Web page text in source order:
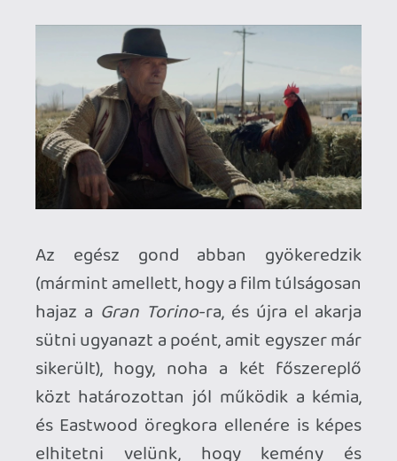
Eastwood, jóval többet várunk, még ha
mostanában már nem is forgat olyan
filmeket, mint fénykorában – sőt, ami
engem illet, voltaképp csak az iránta
érzett hihetetlenül mély tiszteletem
miatt nem köszörültem jobban a
nyelvemet ezen a sokkal jobb sorsra
érdemes filmen. Amiről a megtekintése
előtt el nem tudtam volna képzelni, hogy